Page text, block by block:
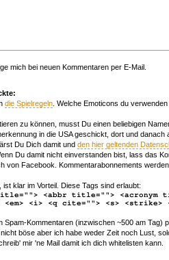
mich bei neuen Kommentaren per E-Mail.
die Spielregeln . Welche Emoticons du
zu können, musst Du einen beliebigen
in die USA geschickt, dort und
Du Dich damit und den hier geltenden
Du damit nicht einverstanden bist, lass das
von Facebook. Kommentarabonnements
ist klar im Vorteil. Diese Tags sind erlaubt:
<abbr title=""> <acronym
<em> <i> <q cite=""> <s> <strike>
Spam-Kommentaren (inzwischen ~500 am
böse aber ich habe weder Zeit noch Lust,
mir 'ne Mail damit ich dich whitelisten kann.